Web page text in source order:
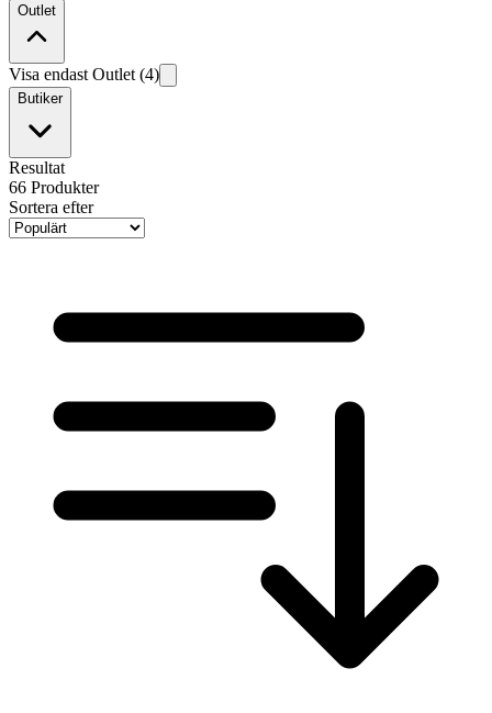
Outlet
Visa endast Outlet (4)
Butiker
Resultat
66 Produkter
Sortera efter